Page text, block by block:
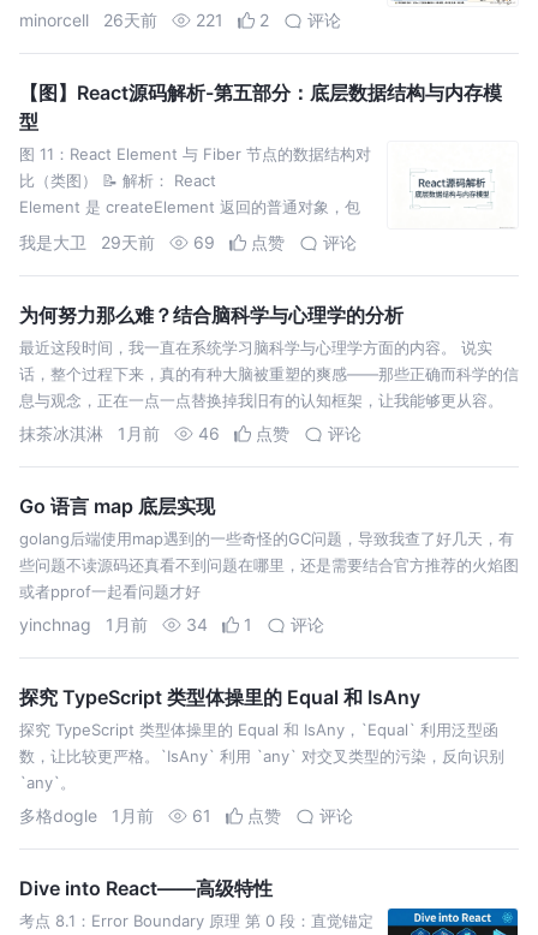
minorcell 26天前 221 2 评论
【图】React源码解析-第五部分：底层数据结构与内存模
型
图 11：React Element 与 Fiber 节点的数据结构对
比（类图） 📝 解析： React
Element 是 createElement 返回的普通对象，包
含 type、props、k
我是大卫 29天前 69 点赞 评论
为何努力那么难？结合脑科学与心理学的分析
最近这段时间，我一直在系统学习脑科学与心理学方面的内容。 说实
话，整个过程下来，真的有种大脑被重塑的爽感——那些正确而科学的信
息与观念，正在一点一点替换掉我旧有的认知框架，让我能够更从容。
抹茶冰淇淋 1月前 46 点赞 评论
Go 语言 map 底层实现
golang后端使用map遇到的一些奇怪的GC问题，导致我查了好几天，有
些问题不读源码还真看不到问题在哪里，还是需要结合官方推荐的火焰图
或者pprof一起看问题才好
yinchnag 1月前 34 1 评论
探究 TypeScript 类型体操里的 Equal 和 IsAny
探究 TypeScript 类型体操里的 Equal 和 IsAny，`Equal` 利用泛型函
数，让比较更严格。`IsAny` 利用 `any` 对交叉类型的污染，反向识别
`any`。
多格dogle 1月前 61 点赞 评论
Dive into React——高级特性
考点 8.1：Error Boundary 原理 第 0 段：直觉锚定